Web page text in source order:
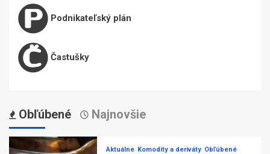
Podnikateľský plán
Častušky
Obľúbené Najnovšie
Aktuálne Komodity a deriváty Obľúbené